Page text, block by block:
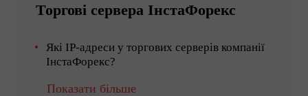
Торгові сервера ІнстаФорекс
Які IP-адреси у торгових серверів компанії
ІнстаФорекс?
Показати більше